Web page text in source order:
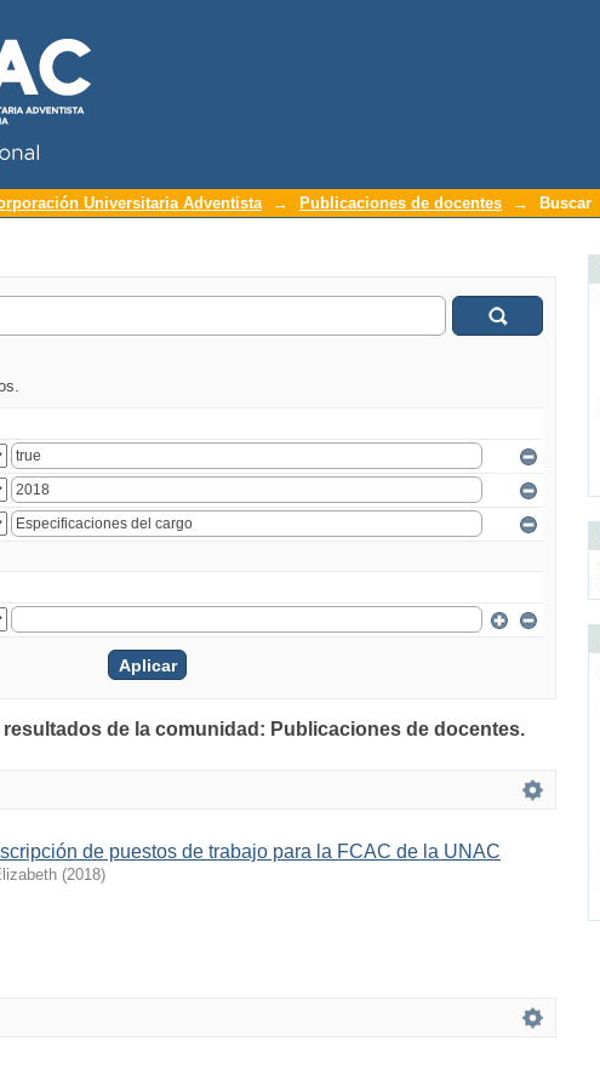
Universitaria Adventista → Publicaciones de docentes → Buscar
resultados de la comunidad: Publicaciones de docentes.
de puestos de trabajo para la FCAC de la UNAC
(2018)